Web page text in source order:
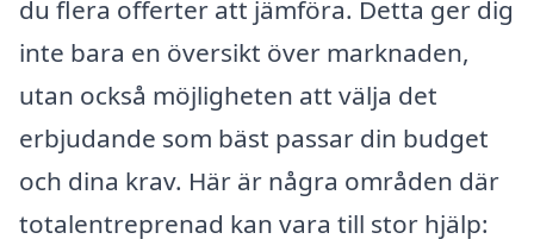
du flera offerter att jämföra. Detta ger dig
inte bara en översikt över marknaden,
utan också möjligheten att välja det
erbjudande som bäst passar din budget
och dina krav. Här är några områden där
totalentreprenad kan vara till stor hjälp: